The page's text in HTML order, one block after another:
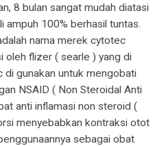
8 bulan sangat mudah diatasi
100% berhasil tuntas.
nama merek cytotec
oleh flizer ( searle ) yang di
di gunakan untuk mengobati
NSAID ( Non Steroidal Anti
anti inflamasi non steroid (
menyebabkan kontraksi otot
sebagai obat